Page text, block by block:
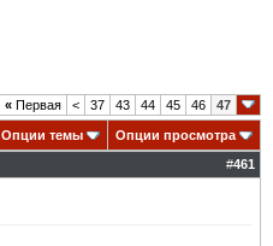
« Первая < 37 43 44 45 46 47
Опции темы
Опции просмотра
#461